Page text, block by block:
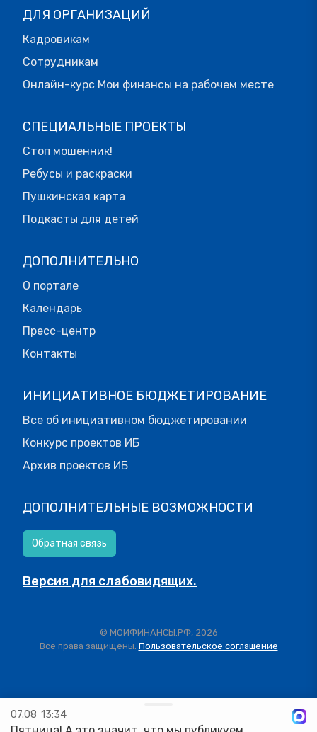
ДЛЯ ОРГАНИЗАЦИЙ
Кадровикам
Сотрудникам
Онлайн-курс Мои финансы на рабочем месте
СПЕЦИАЛЬНЫЕ ПРОЕКТЫ
Стоп мошенник!
Ребусы и раскраски
Пушкинская карта
Подкасты для детей
ДОПОЛНИТЕЛЬНО
О портале
Календарь
Пресс-центр
Контакты
ИНИЦИАТИВНОЕ БЮДЖЕТИРОВАНИЕ
Все об инициативном бюджетировании
Конкурс проектов ИБ
Архив проектов ИБ
ДОПОЛНИТЕЛЬНЫЕ ВОЗМОЖНОСТИ
Обратная связь
Версия для слабовидящих.
© МОИФИНАНСЫ.РФ, 2026
Все права защищены. Пользовательское соглашение
07.08 13:34